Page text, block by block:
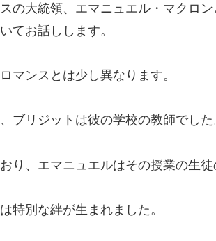
の大統領、エマニュエル・マクロ
てお話しします。
マンスとは少し異なります。
ブリジットは彼の学校の教師でした
り、エマニュエルはその授業の生徒
特別な絆が生まれました。